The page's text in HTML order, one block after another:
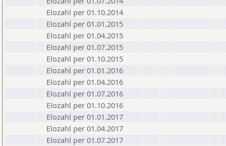
Elozahl per 01.10.2014
Elozahl per 01.01.2015
Elozahl per 01.04.2015
Elozahl per 01.07.2015
Elozahl per 01.10.2015
Elozahl per 01.01.2016
Elozahl per 01.04.2016
Elozahl per 01.07.2016
Elozahl per 01.10.2016
Elozahl per 01.01.2017
Elozahl per 01.04.2017
Elozahl per 01.07.2017